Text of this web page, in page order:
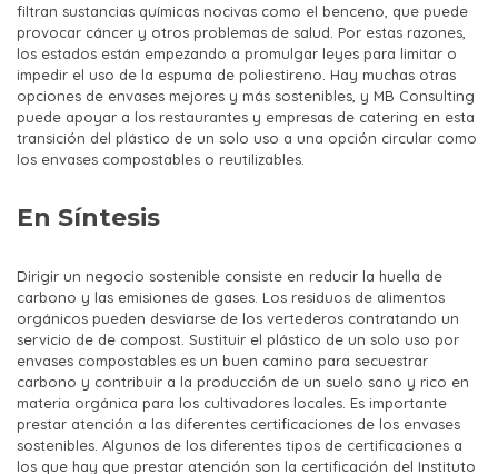
filtran sustancias químicas nocivas como el benceno, que puede
provocar cáncer y otros problemas de salud. Por estas razones,
los estados están empezando a promulgar leyes para limitar o
impedir el uso de la espuma de poliestireno. Hay muchas otras
opciones de envases mejores y más sostenibles, y MB Consulting
puede apoyar a los restaurantes y empresas de catering en esta
transición del plástico de un solo uso a una opción circular como
los envases compostables o reutilizables.
En Síntesis
Dirigir un negocio sostenible consiste en reducir la huella de
carbono y las emisiones de gases. Los residuos de alimentos
orgánicos pueden desviarse de los vertederos contratando un
servicio de de compost. Sustituir el plástico de un solo uso por
envases compostables es un buen camino para secuestrar
carbono y contribuir a la producción de un suelo sano y rico en
materia orgánica para los cultivadores locales. Es importante
prestar atención a las diferentes certificaciones de los envases
sostenibles. Algunos de los diferentes tipos de certificaciones a
los que hay que prestar atención son la certificación del Instituto